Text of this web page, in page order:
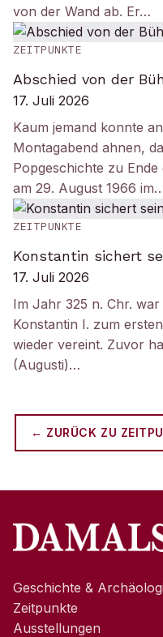
von der Wand ab. Er…
ZEITPUNKTE
Abschied von der
17. Juli 2026
Kaum jemand konnte
Montagabend ahnen,
Popgeschichte zu
am 29. August 1966
ZEITPUNKTE
Konstantin sichert
17. Juli 2026
Im Jahr 325 n. Chr.
Konstantin I. zum
wieder vereint. Zuvor
(Augusti)…
← ZURÜCK ZU
Geschichte &
Zeitpunkte
Ausstellungen